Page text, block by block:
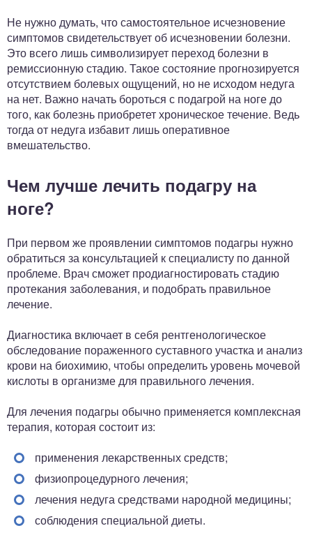
Не нужно думать, что самостоятельное исчезновение
симптомов свидетельствует об исчезновении болезни.
Это всего лишь символизирует переход болезни в
ремиссионную стадию. Такое состояние прогнозируется
отсутствием болевых ощущений, но не исходом недуга
на нет. Важно начать бороться с подагрой на ноге до
того, как болезнь приобретет хроническое течение. Ведь
тогда от недуга избавит лишь оперативное
вмешательство.
Чем лучше лечить подагру на
ноге?
При первом же проявлении симптомов подагры нужно
обратиться за консультацией к специалисту по данной
проблеме. Врач сможет продиагностировать стадию
протекания заболевания, и подобрать правильное
лечение.
Диагностика включает в себя рентгенологическое
обследование пораженного суставного участка и анализ
крови на биохимию, чтобы определить уровень мочевой
кислоты в организме для правильного лечения.
Для лечения подагры обычно применяется комплексная
терапия, которая состоит из:
применения лекарственных средств;
физиопроцедурного лечения;
лечения недуга средствами народной медицины;
соблюдения специальной диеты.